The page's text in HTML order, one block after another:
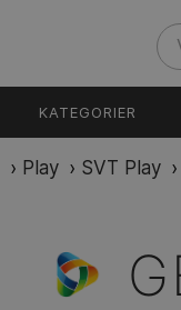
KATEGORIER
› Play › SVT Play ›